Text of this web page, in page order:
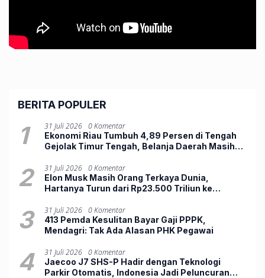
BERITA POPULER
1 31 Juli 2026 0 Komentar
Ekonomi Riau Tumbuh 4,89 Persen di Tengah
Gejolak Timur Tengah, Belanja Daerah Masih
2 31 Juli 2026 0 Komentar
Elon Musk Masih Orang Terkaya Dunia,
Hartanya Turun dari Rp23.500 Triliun ke
3 31 Juli 2026 0 Komentar
413 Pemda Kesulitan Bayar Gaji PPPK,
Mendagri: Tak Ada Alasan PHK Pegawai
4 31 Juli 2026 0 Komentar
Jaecoo J7 SHS-P Hadir dengan Teknologi
Parkir Otomatis, Indonesia Jadi Peluncuran